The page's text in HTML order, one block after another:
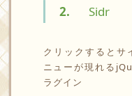
2. Sidr
クリックするとサ
ニューが現れる
ラグイン